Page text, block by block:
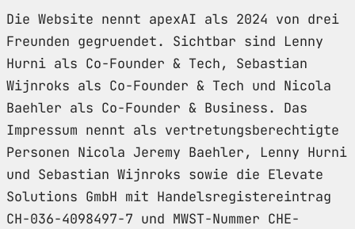
Die Website nennt apexAI als 2024 von drei
Freunden gegruendet. Sichtbar sind Lenny
Hurni als Co-Founder & Tech, Sebastian
Wijnroks als Co-Founder & Tech und Nicola
Baehler als Co-Founder & Business. Das
Impressum nennt als vertretungsberechtigte
Personen Nicola Jeremy Baehler, Lenny Hurni
und Sebastian Wijnroks sowie die Elevate
Solutions GmbH mit Handelsregistereintrag
CH-036-4098497-7 und MWST-Nummer CHE-